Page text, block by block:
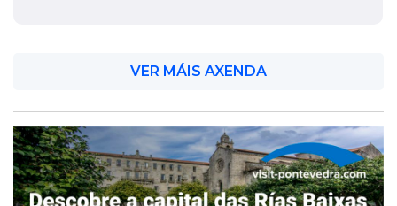
VER MÁIS AXENDA